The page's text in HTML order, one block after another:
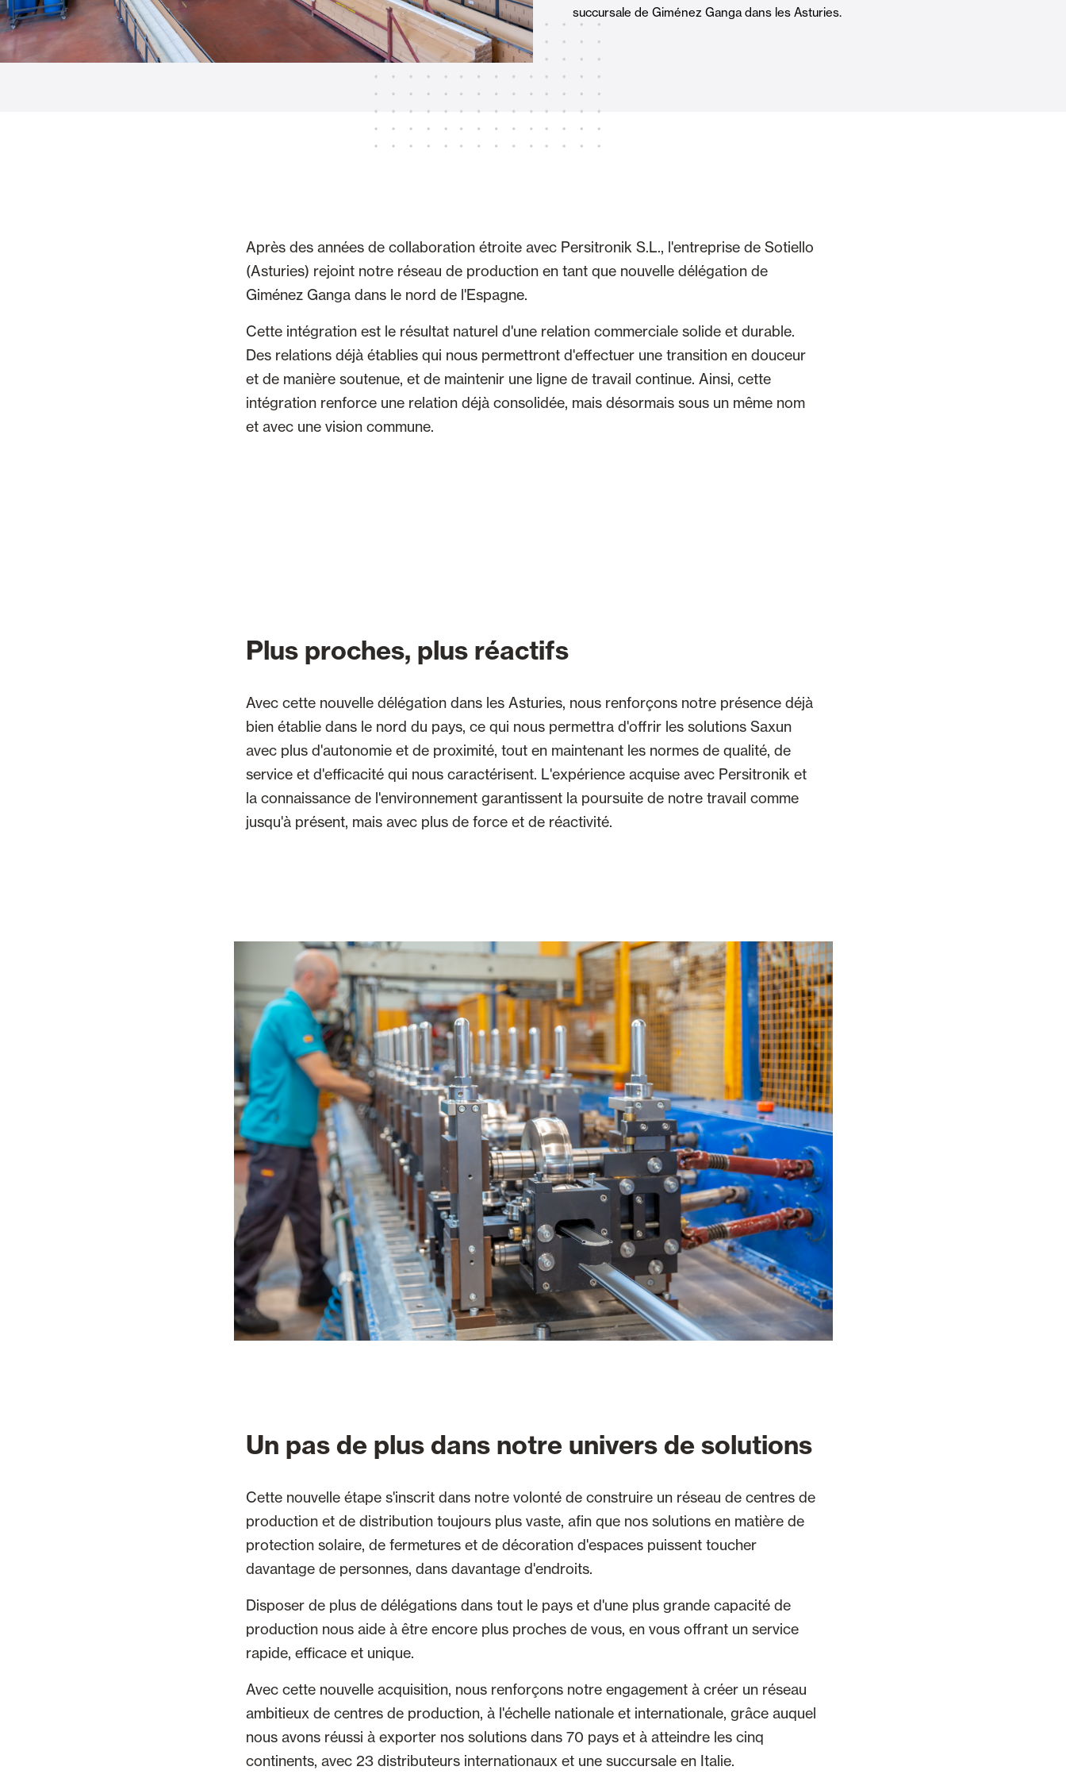
Rideaux de Verre Alicantines et Rideaux PVC Stores Portes Automatiques
succursale de Giménez Ganga dans les Asturies.
Après des années de collaboration étroite avec Persitronik S.L., l'entreprise de Sotiello
(Asturies) rejoint notre réseau de production en tant que nouvelle délégation de
Giménez Ganga dans le nord de l'Espagne.
Cette intégration est le résultat naturel d'une relation commerciale solide et durable.
Des relations déjà établies qui nous permettront d'effectuer une transition en douceur
et de manière soutenue, et de maintenir une ligne de travail continue. Ainsi, cette
intégration renforce une relation déjà consolidée, mais désormais sous un même nom
et avec une vision commune.
Plus proches, plus réactifs
Avec cette nouvelle délégation dans les Asturies, nous renforçons notre présence déjà
bien établie dans le nord du pays, ce qui nous permettra d'offrir les solutions Saxun
avec plus d'autonomie et de proximité, tout en maintenant les normes de qualité, de
service et d'efficacité qui nous caractérisent. L'expérience acquise avec Persitronik et
la connaissance de l'environnement garantissent la poursuite de notre travail comme
jusqu'à présent, mais avec plus de force et de réactivité.
Un pas de plus dans notre univers de solutions
Cette nouvelle étape s'inscrit dans notre volonté de construire un réseau de centres de
production et de distribution toujours plus vaste, afin que nos solutions en matière de
protection solaire, de fermetures et de décoration d'espaces puissent toucher
davantage de personnes, dans davantage d'endroits.
Disposer de plus de délégations dans tout le pays et d'une plus grande capacité de
production nous aide à être encore plus proches de vous, en vous offrant un service
rapide, efficace et unique.
Avec cette nouvelle acquisition, nous renforçons notre engagement à créer un réseau
ambitieux de centres de production, à l'échelle nationale et internationale, grâce auquel
nous avons réussi à exporter nos solutions dans 70 pays et à atteindre les cinq
continents, avec 23 distributeurs internationaux et une succursale en Italie.